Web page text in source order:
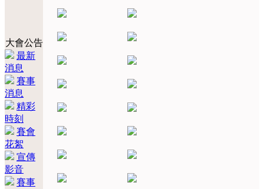
大會公告
最新
消息
賽事
消息
精彩
時刻
賽會
花絮
宣傳
影音
賽事